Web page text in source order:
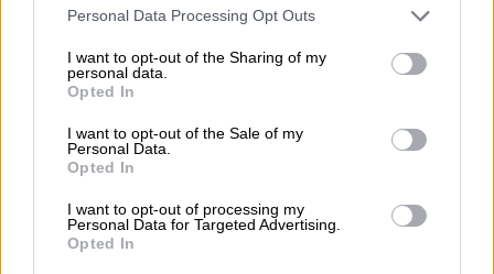
Please note that this website/app uses one or more Google
not limited to your visit or usage behaviour. You may click to
grant or deny consent to Google and its third-party tags to
use your data for below specified purposes in below Google
consent section.
Personal Data Processing Opt Outs
I want to opt-out of the Sharing of my
personal data.
Opted In
I want to opt-out of the Sale of my
Personal Data.
Opted In
I want to opt-out of processing my
Personal Data for Targeted Advertising.
Opted In
διαφορετικές γλώσσες. Αυτή η άμεση επαφή
με το κοινό είναι τόσο δυνατή.
Είναι μία
εμπειρία για μένα που με κάνει καλύτερο
σταρ.